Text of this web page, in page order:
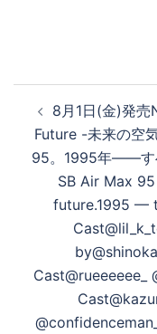
ナ
ビ
ョ
8月1日(金)発
Future -未来の空
95。1995年——す
SB Air Max
future.1995 —
Cast@rueeeeee_